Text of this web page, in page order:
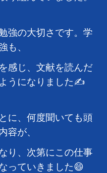
強の大切さです。学
も、
感じ、文献を読んだ
うになりました✍️
に、何度聞いても頭
容が、
り、次第にこの仕事
っていきました😄